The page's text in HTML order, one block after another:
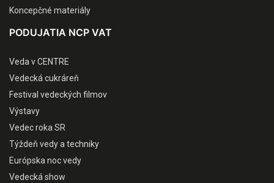
Koncepčné materiály
PODUJATIA NCP VAT
Veda v CENTRE
Vedecká cukráreň
Festival vedeckých filmov
Výstavy
Vedec roka SR
Týždeň vedy a techniky
Európska noc vedy
Vedecká show